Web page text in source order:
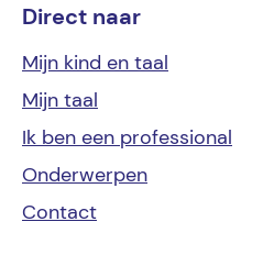
Direct naar
Mijn kind en taal
Mijn taal
Ik ben een professional
Onderwerpen
Contact